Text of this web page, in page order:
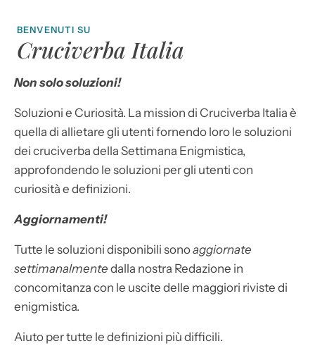
BENVENUTI SU
Cruciverba Italia
Non solo soluzioni!
Soluzioni e Curiosità. La mission di Cruciverba Italia è
quella di allietare gli utenti fornendo loro le soluzioni
dei cruciverba della Settimana Enigmistica,
approfondendo le soluzioni per gli utenti con
curiosità e definizioni.
Aggiornamenti!
Tutte le soluzioni disponibili sonoaggiornate
settimanalmente dalla nostra Redazione in
concomitanza con le uscite delle maggiori riviste di
enigmistica.
Aiuto per tutte le definizioni più difficili.